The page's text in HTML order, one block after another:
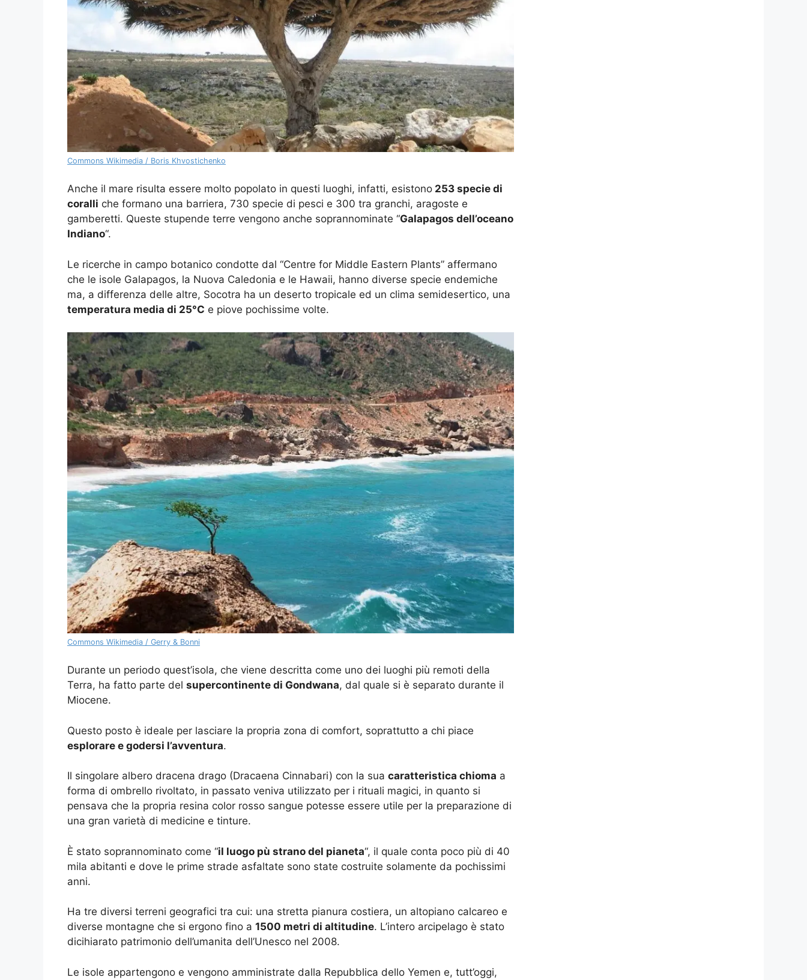
Commons Wikimedia / Boris Khvostichenko
Anche il mare risulta essere molto popolato in questi luoghi, infatti, esistono 253 specie di
coralli che formano una barriera, 730 specie di pesci e 300 tra granchi, aragoste e
gamberetti. Queste stupende terre vengono anche soprannominate “Galapagos dell’oceano
Indiano“.
Le ricerche in campo botanico condotte dal “Centre for Middle Eastern Plants” affermano
che le isole Galapagos, la Nuova Caledonia e le Hawaii, hanno diverse specie endemiche
ma, a differenza delle altre, Socotra ha un deserto tropicale ed un clima semidesertico, una
temperatura media di 25°C e piove pochissime volte.
Commons Wikimedia / Gerry & Bonni
Durante un periodo quest’isola, che viene descritta come uno dei luoghi più remoti della
Terra, ha fatto parte del supercontinente di Gondwana, dal quale si è separato durante il
Miocene.
Questo posto è ideale per lasciare la propria zona di comfort, soprattutto a chi piace
esplorare e godersi l’avventura.
Il singolare albero dracena drago (Dracaena Cinnabari) con la sua caratteristica chioma a
forma di ombrello rivoltato, in passato veniva utilizzato per i rituali magici, in quanto si
pensava che la propria resina color rosso sangue potesse essere utile per la preparazione di
una gran varietà di medicine e tinture.
È stato soprannominato come “il luogo pù strano del pianeta“, il quale conta poco più di 40
mila abitanti e dove le prime strade asfaltate sono state costruite solamente da pochissimi
anni.
Ha tre diversi terreni geografici tra cui: una stretta pianura costiera, un altopiano calcareo e
diverse montagne che si ergono fino a 1500 metri di altitudine. L’intero arcipelago è stato
dicihiarato patrimonio dell’umanita dell’Unesco nel 2008.
Le isole appartengono e vengono amministrate dalla Repubblica dello Yemen e, tutt’oggi,